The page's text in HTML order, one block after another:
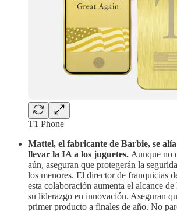
T1 Phone
Mattel, el fabricante de Barbie, se
llevar la IA a los juguetes. Aunque no
aún, aseguran que protegerán la
los menores. El director de franquicias
esta colaboración aumenta el alcance
su liderazgo en innovación. Aseguran
primer producto a finales de año. No